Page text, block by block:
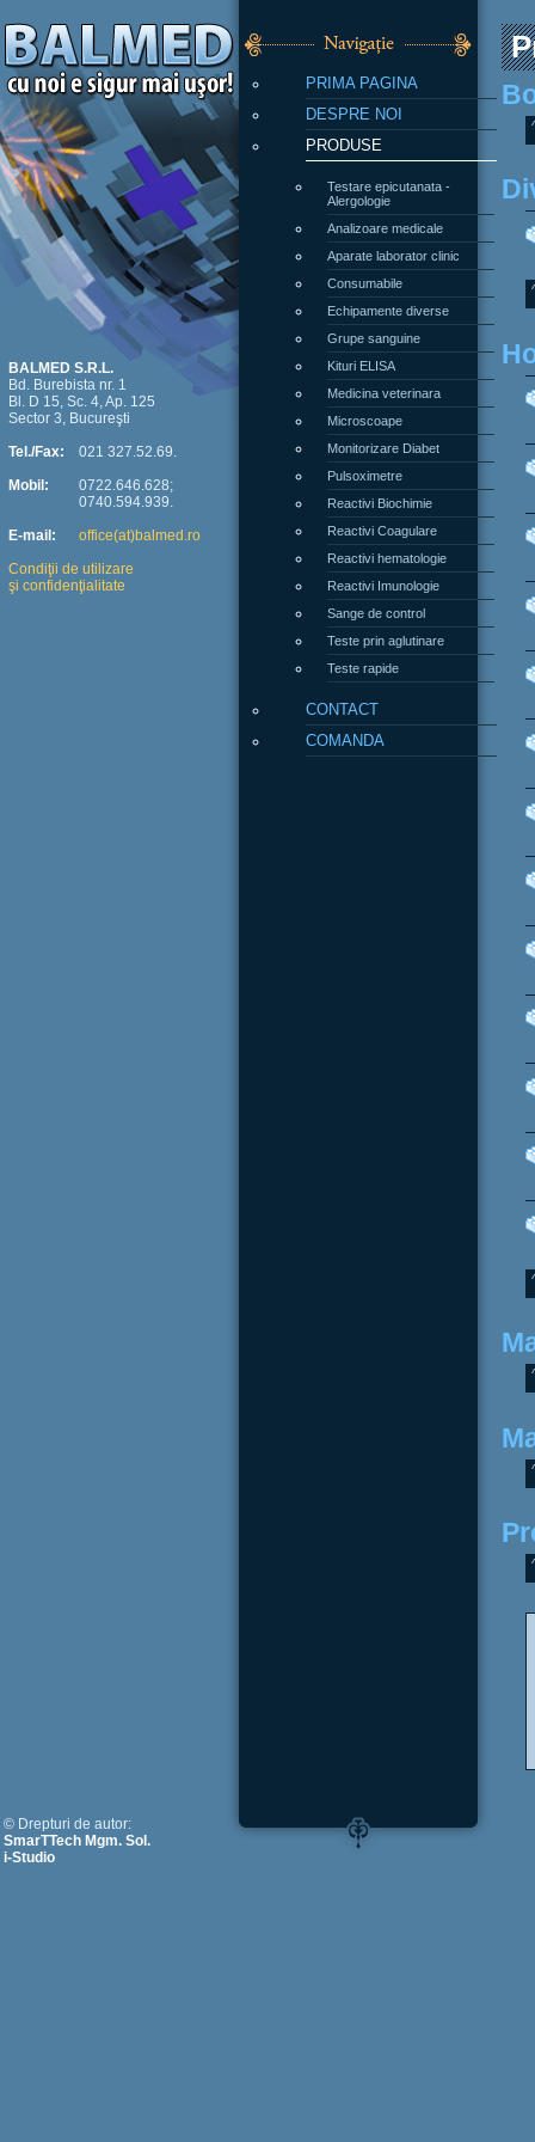
PRIMA PAGINA
DESPRE NOI
PRODUSE
Testare epicutanata -
Alergologie
Analizoare medicale
Aparate laborator clinic
Consumabile
Echipamente diverse
Grupe sanguine
Kituri ELISA
Medicina veterinara
Microscoape
Monitorizare Diabet
Pulsoximetre
Reactivi Biochimie
Reactivi Coagulare
Reactivi hematologie
Reactivi Imunologie
Sange de control
Teste prin aglutinare
Teste rapide
CONTACT
COMANDA
BALMED S.R.L.
Bd. Burebista nr. 1
Bl. D 15, Sc. 4, Ap. 125
Sector 3, Bucureşti
Tel./Fax:
Mobil:
E-mail:
021 327.52.69.
0722.646.628;
0740.594.939.
office(at)balmed.ro
Condiţii de utilizare
şi confidenţialitate
© Drepturi de autor:
SmarTTech Mgm. Sol.
i-Studio